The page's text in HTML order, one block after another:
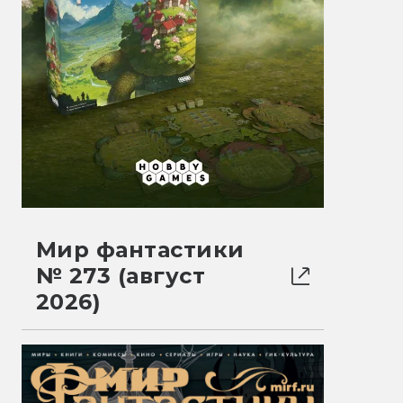
Мир фантастики
№ 273 (август
2026)